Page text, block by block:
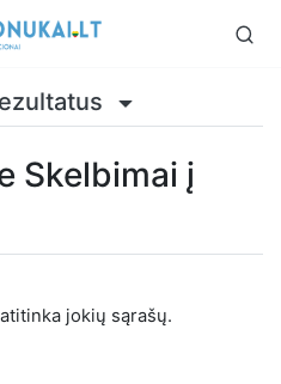
Skelbimai į
jokių sąrašų.